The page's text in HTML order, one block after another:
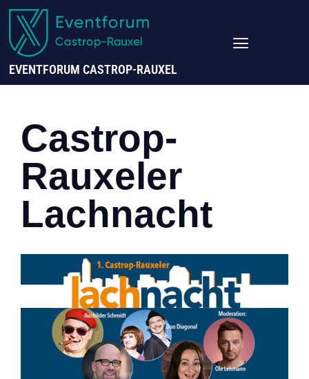
EVENTFORUM CASTROP-RAUXEL
Castrop-
Rauxeler
Lachnacht